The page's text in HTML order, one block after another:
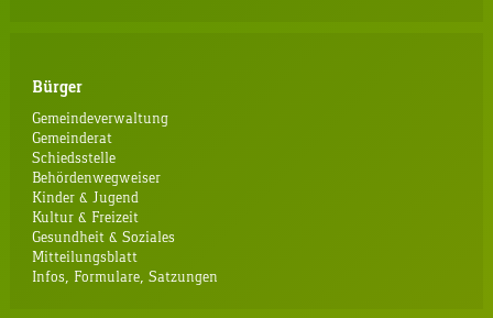
Bürger
Gemeindeverwaltung
Gemeinderat
Schiedsstelle
Behördenwegweiser
Kinder & Jugend
Kultur & Freizeit
Gesundheit & Soziales
Mitteilungsblatt
Infos, Formulare, Satzungen